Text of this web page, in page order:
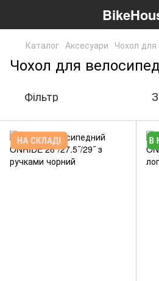
Каталог Аксесуари Чохол
Чохол для
Фільтр